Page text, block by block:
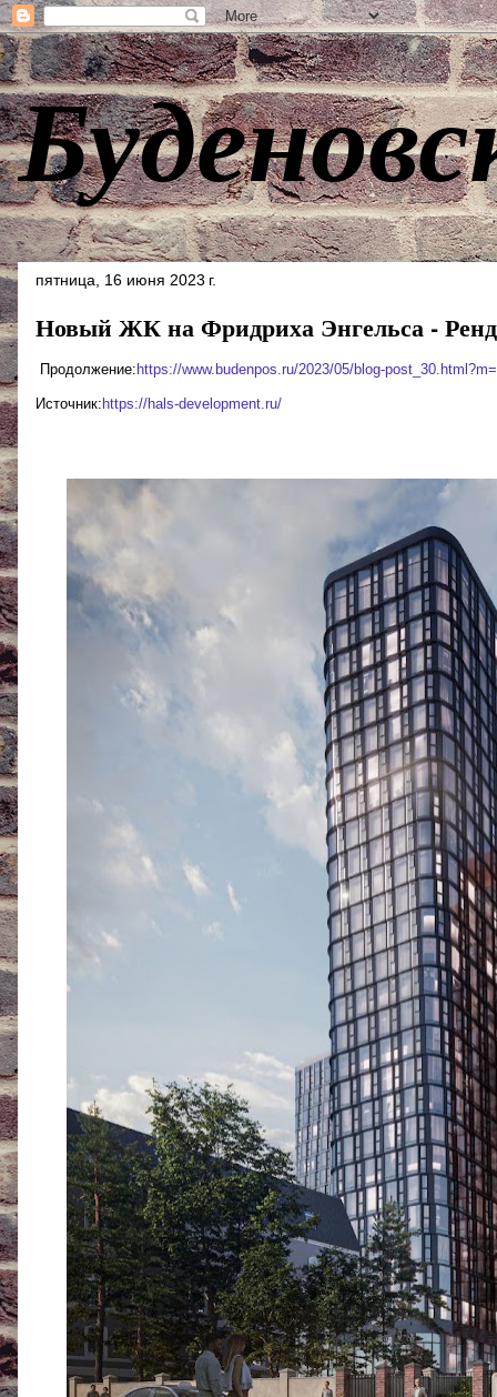
пятница, 16 июня 2023 г.
Новый ЖК на Фридриха Энгельса -
Продолжение: https://www.budenpos.ru/2023/05/blog-
Источник: https://hals-development.ru/